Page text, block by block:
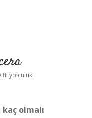
yolculuk!
olmalı